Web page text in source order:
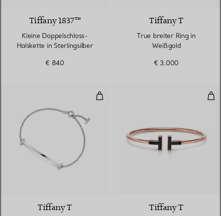
Tiffany 1837™
Kleine Doppelschloss-
Halskette in Sterlingsilber
€ 840
Tiffany T
True breiter Ring in
Weißgold
€ 3.000
Smile Armband in Weißgold
Tiffany T Tiffany T